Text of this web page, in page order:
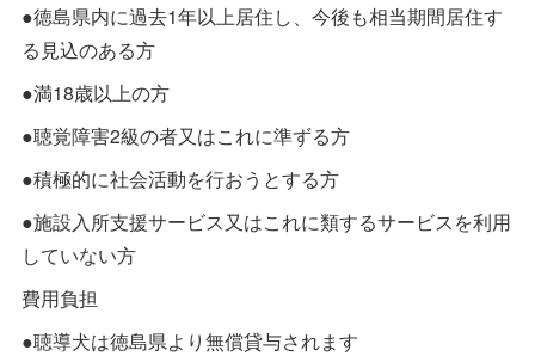
●徳島県内に過去1年以上居住し、今後も相当期間居住す
る見込のある方
●満18歳以上の方
●聴覚障害2級の者又はこれに準ずる方
●積極的に社会活動を行おうとする方
●施設入所支援サービス又はこれに類するサービスを利用
していない方
費用負担
●聴導犬は徳島県より無償貸与されます